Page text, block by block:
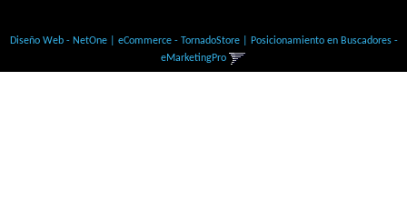
Diseño Web - NetOne| eCommerce - TornadoStore| Posicionamiento en Buscadores -
eMarketingPro